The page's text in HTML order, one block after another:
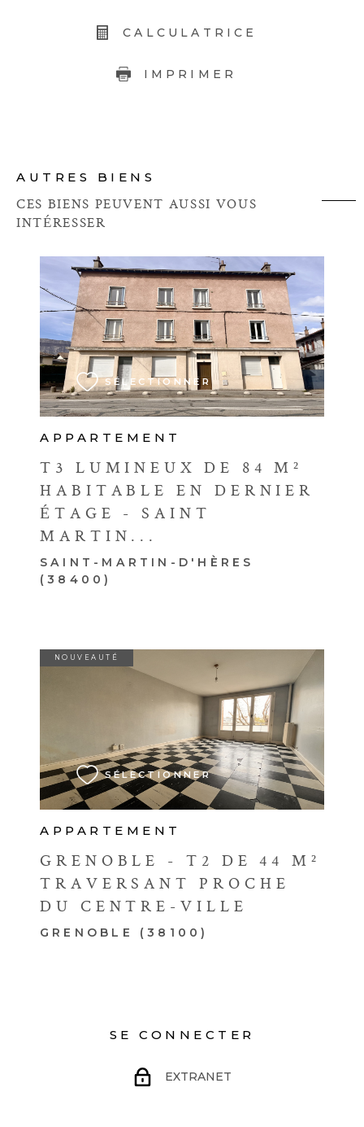
CALCULATRICE
IMPRIMER
AUTRES BIENS
CES BIENS PEUVENT AUSSI VOUS
INTÉRESSER
APPARTEMENT
T3 LUMINEUX DE 84 M²
HABITABLE EN DERNIER
ÉTAGE - SAINT
MARTIN...
SAINT-MARTIN-D'HÈRES
(38400)
SÉLECTIONNER
VOIR LE BIEN
APPARTEMENT
GRENOBLE - T2 DE 44 M²
TRAVERSANT PROCHE
DU CENTRE-VILLE
GRENOBLE (38100)
NOUVEAUTÉ
SÉLECTIONNER
VOIR LE BIEN
SE CONNECTER
EXTRANET